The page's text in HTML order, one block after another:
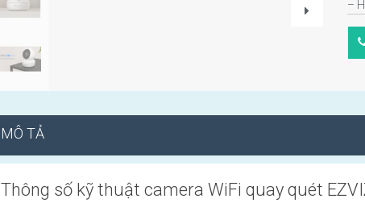
–
MÔ TẢ
Thông số kỹ thuật camera WiFi quay quét